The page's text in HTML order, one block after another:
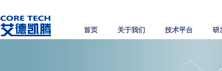
首页 关于我们 技术平台 研